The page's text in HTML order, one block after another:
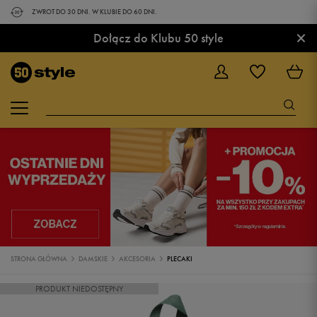
ZWROT DO 30 DNI. W KLUBIE DO 60 DNI.
Dołącz do Klubu 50 style ×
STRONA GŁÓWNA DAMSKIE AKCESORIA PLECAKI
PRODUKT NIEDOSTĘPNY